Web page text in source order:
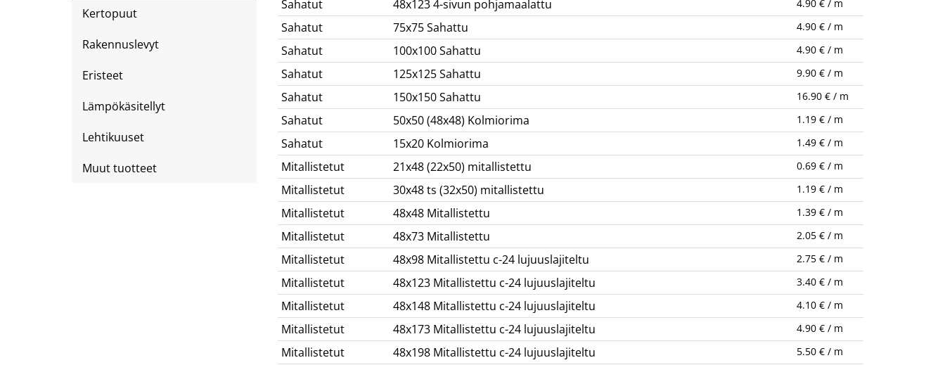
Sahatut 48x123 4-sivun pohjamaalattu 4.90 € / m
Sahatut 75x75 Sahattu 4.90 € / m
Sahatut 100x100 Sahattu 4.90 € / m
Sahatut 125x125 Sahattu 9.90 € / m
Sahatut 150x150 Sahattu 16.90 € / m
Sahatut 50x50 (48x48) Kolmiorima 1.19 € / m
Sahatut 15x20 Kolmiorima 1.49 € / m
Mitallistetut 21x48 (22x50) mitallistettu 0.69 € / m
Mitallistetut 30x48 ts (32x50) mitallistettu 1.19 € / m
Mitallistetut 48x48 Mitallistettu 1.39 € / m
Mitallistetut 48x73 Mitallistettu 2.05 € / m
Mitallistetut 48x98 Mitallistettu c-24 lujuuslajiteltu 2.75 € / m
Mitallistetut 48x123 Mitallistettu c-24 lujuuslajiteltu 3.40 € / m
Mitallistetut 48x148 Mitallistettu c-24 lujuuslajiteltu 4.10 € / m
Mitallistetut 48x173 Mitallistettu c-24 lujuuslajiteltu 4.90 € / m
Mitallistetut 48x198 Mitallistettu c-24 lujuuslajiteltu 5.50 € / m
Kertopuut
Rakennuslevyt
Eristeet
Lämpökäsitellyt
Lehtikuuset
Muut tuotteet